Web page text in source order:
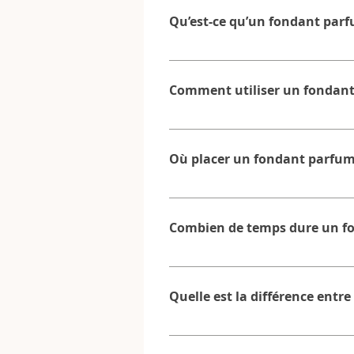
Qu’est-ce qu’un fondant
Un fondant parfumé est un galet
artisanalement au Havre, à partir
Comment utiliser un
Pour utiliser un fondant parfumé,
parfum commence à se diffuser
Où placer un fondant
Le brûle-parfum doit être placé
première impression olfactive
Combien de temps dure un
Un fondant parfumé diffuse en
reste efficace.
Quelle est la différence
La différence principale est que :